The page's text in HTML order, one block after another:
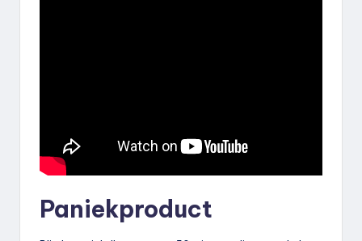
Paniekproduct